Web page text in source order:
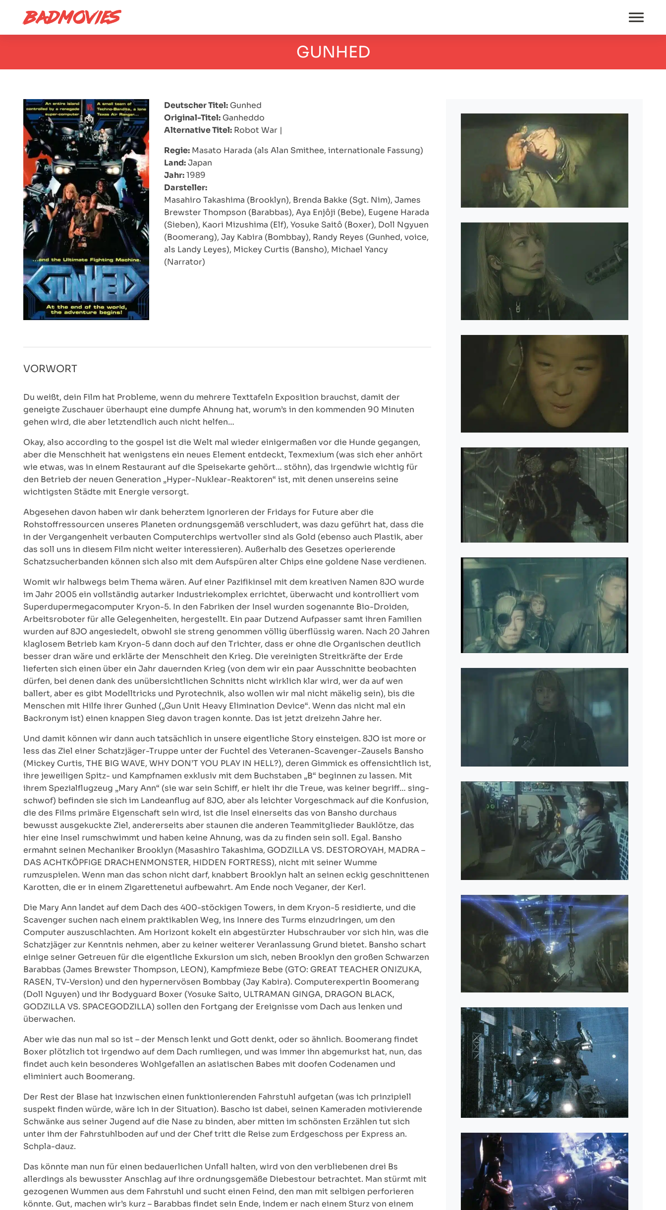
GUNHED
Deutscher Titel: Gunhed
Original-Titel: Ganheddo
Alternative Titel: Robot War |
Regie: Masato Harada (als Alan Smithee, internationale Fassung)
Land:Japan
Jahr:1989
Darsteller:
Masahiro Takashima (Brooklyn), Brenda Bakke (Sgt. Nim), James
Brewster Thompson (Barabbas), Aya Enjôji (Bebe), Eugene Harada
(Sieben), Kaori Mizushima (Elf), Yosuke Saitô (Boxer), Doll Ngyuen
(Boomerang), Jay Kabira (Bombbay), Randy Reyes (Gunhed, voice,
als Landy Leyes), Mickey Curtis (Bansho), Michael Yancy
(Narrator)
VORWORT
Du weißt, dein Film hat Probleme, wenn du mehrere Texttafeln Exposition brauchst, damit der
geneigte Zuschauer überhaupt eine dumpfe Ahnung hat, worum’s in den kommenden 90 Minuten
gehen wird, die aber letztendlich auch nicht helfen…
Okay, also according to the gospel ist die Welt mal wieder einigermaßen vor die Hunde gegangen,
aber die Menschheit hat wenigstens ein neues Element entdeckt, Texmexium (was sich eher anhört
wie etwas, was in einem Restaurant auf die Speisekarte gehört… stöhn), das irgendwie wichtig für
den Betrieb der neuen Generation „Hyper-Nuklear-Reaktoren“ ist, mit denen unsereins seine
wichtigsten Städte mit Energie versorgt.
Abgesehen davon haben wir dank beherztem Ignorieren der Fridays for Future aber die
Rohstoffressourcen unseres Planeten ordnungsgemäß verschludert, was dazu geführt hat, dass die
in der Vergangenheit verbauten Computerchips wertvoller sind als Gold (ebenso auch Plastik, aber
das soll uns in diesem Film nicht weiter interessieren). Außerhalb des Gesetzes operierende
Schatzsucherbanden können sich also mit dem Aufspüren alter Chips eine goldene Nase verdienen.
Womit wir halbwegs beim Thema wären. Auf einer Pazifikinsel mit dem kreativen Namen 8JO wurde
im Jahr 2005 ein vollständig autarker Industriekomplex errichtet, überwacht und kontrolliert vom
Superdupermegacomputer Kryon-5. In den Fabriken der Insel wurden sogenannte Bio-Droiden,
Arbeitsroboter für alle Gelegenheiten, hergestellt. Ein paar Dutzend Aufpasser samt ihren Familien
wurden auf 8JO angesiedelt, obwohl sie streng genommen völlig überflüssig waren. Nach 20 Jahren
klaglosem Betrieb kam Kryon-5 dann doch auf den Trichter, dass er ohne die Organischen deutlich
besser dran wäre und erklärte der Menschheit den Krieg. Die vereinigten Streitkräfte der Erde
lieferten sich einen über ein Jahr dauernden Krieg (von dem wir ein paar Ausschnitte beobachten
dürfen, bei denen dank des unübersichtlichen Schnitts nicht wirklich klar wird, wer da auf wen
ballert, aber es gibt Modelltricks und Pyrotechnik, also wollen wir mal nicht mäkelig sein), bis die
Menschen mit Hilfe ihrer Gunhed („Gun Unit Heavy Elimination Device“. Wenn das nicht mal ein
Backronym ist) einen knappen Sieg davon tragen konnte. Das ist jetzt dreizehn Jahre her.
Und damit können wir dann auch tatsächlich in unsere eigentliche Story einsteigen. 8JO ist more or
less das Ziel einer Schatzjäger-Truppe unter der Fuchtel des Veteranen-Scavenger-Zausels Bansho
(Mickey Curtis, THE BIG WAVE, WHY DON’T YOU PLAY IN HELL?), deren Gimmick es offensichtlich ist,
ihre jeweiligen Spitz- und Kampfnamen exklusiv mit dem Buchstaben „B“ beginnen zu lassen. Mit
ihrem Spezialflugzeug „Mary Ann“ (sie war sein Schiff, er hielt ihr die Treue, was keiner begriff… sing-
schwof) befinden sie sich im Landeanflug auf 8JO, aber als leichter Vorgeschmack auf die Konfusion,
die des Films primäre Eigenschaft sein wird, ist die Insel einerseits das von Bansho durchaus
bewusst ausgekuckte Ziel, andererseits aber staunen die anderen Teammitglieder Bauklötze, das
hier eine Insel rumschwimmt und haben keine Ahnung, was da zu finden sein soll. Egal. Bansho
ermahnt seinen Mechaniker Brooklyn (Masashiro Takashima, GODZILLA VS. DESTOROYAH, MADRA –
DAS ACHTKÖPFIGE DRACHENMONSTER, HIDDEN FORTRESS), nicht mit seiner Wumme
rumzuspielen. Wenn man das schon nicht darf, knabbert Brooklyn halt an seinen eckig geschnittenen
Karotten, die er in einem Zigarettenetui aufbewahrt. Am Ende noch Veganer, der Kerl.
Die Mary Ann landet auf dem Dach des 400-stöckigen Towers, in dem Kryon-5 residierte, und die
Scavenger suchen nach einem praktikablen Weg, ins Innere des Turms einzudringen, um den
Computer auszuschlachten. Am Horizont kokelt ein abgestürzter Hubschrauber vor sich hin, was die
Schatzjäger zur Kenntnis nehmen, aber zu keiner weiterer Veranlassung Grund bietet. Bansho schart
einige seiner Getreuen für die eigentliche Exkursion um sich, neben Brooklyn den großen Schwarzen
Barabbas (James Brewster Thompson, LEON), Kampfmieze Bebe (GTO: GREAT TEACHER ONIZUKA,
RASEN, TV-Version) und den hypernervösen Bombbay (Jay Kabira). Computerexpertin Boomerang
(Doll Nguyen) und ihr Bodyguard Boxer (Yosuke Saito, ULTRAMAN GINGA, DRAGON BLACK,
GODZILLA VS. SPACEGODZILLA) sollen den Fortgang der Ereignisse vom Dach aus lenken und
überwachen.
Aber wie das nun mal so ist – der Mensch lenkt und Gott denkt, oder so ähnlich. Boomerang findet
Boxer plötzlich tot irgendwo auf dem Dach rumliegen, und was immer ihn abgemurkst hat, nun, das
findet auch kein besonderes Wohlgefallen an asiatischen Babes mit doofen Codenamen und
eliminiert auch Boomerang.
Der Rest der Blase hat inzwischen einen funktionierenden Fahrstuhl aufgetan (was ich prinzipiell
suspekt finden würde, wäre ich in der Situation). Bascho ist dabei, seinen Kameraden motivierende
Schwänke aus seiner Jugend auf die Nase zu binden, aber mitten im schönsten Erzählen tut sich
unter ihm der Fahrstuhlboden auf und der Chef tritt die Reise zum Erdgeschoss per Express an.
Schpla-dauz.
Das könnte man nun für einen bedauerlichen Unfall halten, wird von den verbliebenen drei Bs
allerdings als bewusster Anschlag auf ihre ordnungsgemäße Diebestour betrachtet. Man stürmt mit
gezogenen Wummen aus dem Fahrstuhl und sucht einen Feind, den man mit selbigen perforieren
könnte. Gut, machen wir’s kurz – Barabbas findet sein Ende, indem er nach einem Sturz von einem